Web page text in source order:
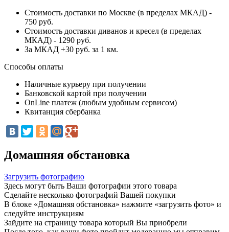
Стоимость доставки по Москве (в пределах МКАД) -
750 руб.
Стоимость доставки диванов и кресел (в пределах
МКАД) - 1290 руб.
За МКАД +30 руб. за 1 км.
Способы оплаты
Наличные курьеру при получении
Банковской картой при получении
OnLine платеж (любым удобным сервисом)
Квитанция сбербанка
Домашняя обстановка
Загрузить фотографию
Здесь могут быть Ваши фотографии этого товара
Сделайте несколько фотографий Вашей покупки
В блоке «Домашняя обстановка» нажмите «загрузить фото» и
следуйте инструкциям
Зайдите на страницу товара который Вы приобрели